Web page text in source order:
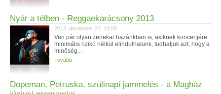
Nyár a télben - Reggaekarácsony 2013
2013. december 27. 13:00
Van pár olyan zenekar hazánkban is, akiknek koncertjére
minimális rizikó nélkül elindulhatunk, tudhatjuk azt, hogy a
minőség...
Tovább
Dopeman, Petruska, szülinapi jammelés - a Magház